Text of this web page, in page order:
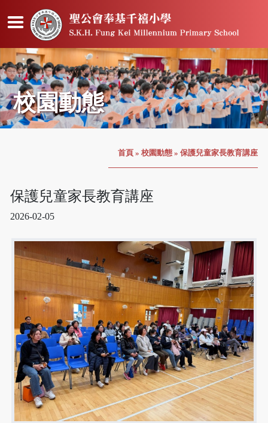
校園動態
首頁 » 校園動態 » 保護兒童家長教育講座
保護兒童家長教育講座
2026-02-05